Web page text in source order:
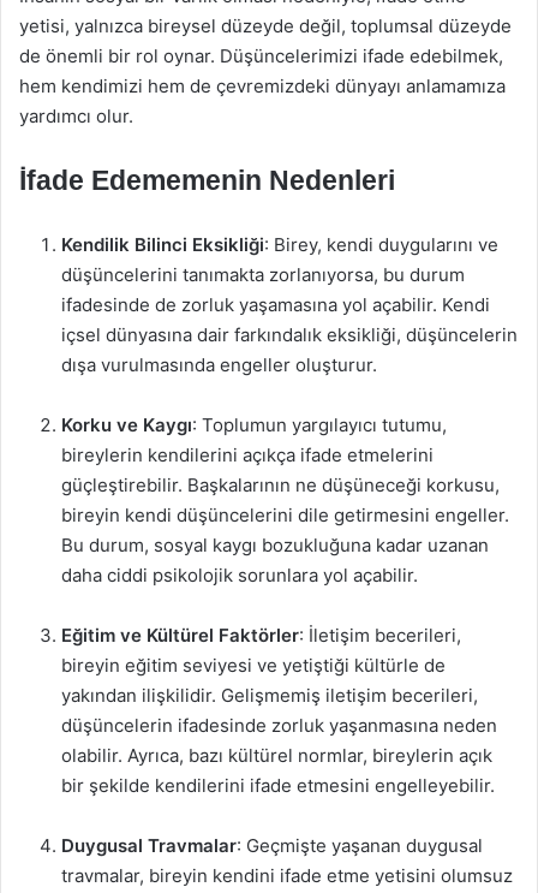
yetisi, yalnızca bireysel düzeyde değil, toplumsal düzeyde
de önemli bir rol oynar. Düşüncelerimizi ifade edebilmek,
hem kendimizi hem de çevremizdeki dünyayı anlamamıza
yardımcı olur.
İfade Edememenin Nedenleri
Kendilik Bilinci Eksikliği: Birey, kendi duygularını ve
düşüncelerini tanımakta zorlanıyorsa, bu durum
ifadesinde de zorluk yaşamasına yol açabilir. Kendi
içsel dünyasına dair farkındalık eksikliği, düşüncelerin
dışa vurulmasında engeller oluşturur.
Korku ve Kaygı: Toplumun yargılayıcı tutumu,
bireylerin kendilerini açıkça ifade etmelerini
güçleştirebilir. Başkalarının ne düşüneceği korkusu,
bireyin kendi düşüncelerini dile getirmesini engeller.
Bu durum, sosyal kaygı bozukluğuna kadar uzanan
daha ciddi psikolojik sorunlara yol açabilir.
Eğitim ve Kültürel Faktörler: İletişim becerileri,
bireyin eğitim seviyesi ve yetiştiği kültürle de
yakından ilişkilidir. Gelişmemiş iletişim becerileri,
düşüncelerin ifadesinde zorluk yaşanmasına neden
olabilir. Ayrıca, bazı kültürel normlar, bireylerin açık
bir şekilde kendilerini ifade etmesini engelleyebilir.
Duygusal Travmalar: Geçmişte yaşanan duygusal
travmalar, bireyin kendini ifade etme yetisini olumsuz